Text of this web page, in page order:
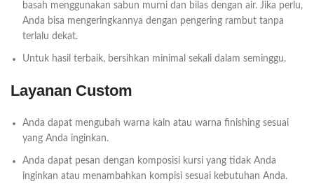
basah menggunakan sabun murni dan bilas dengan air. Jika perlu,
Anda bisa mengeringkannya dengan pengering rambut tanpa
terlalu dekat.
Untuk hasil terbaik, bersihkan minimal sekali dalam seminggu.
Layanan Custom
Anda dapat mengubah warna kain atau warna finishing sesuai
yang Anda inginkan.
Anda dapat pesan dengan komposisi kursi yang tidak Anda
inginkan atau menambahkan kompisi sesuai kebutuhan Anda.